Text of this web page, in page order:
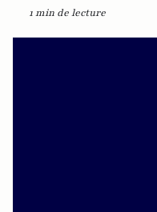
1 min de lecture